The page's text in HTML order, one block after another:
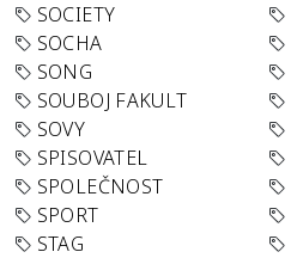
SOCIETY
SOCHA
SONG
SOUBOJ FAKULT
SOVY
SPISOVATEL
SPOLEČNOST
SPORT
STAG